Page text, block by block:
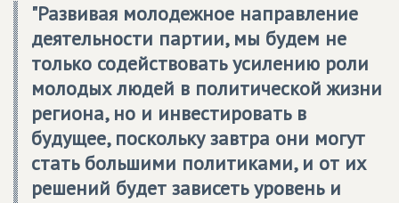
"Развивая молодежное направление
деятельности партии, мы будем не
только содействовать усилению роли
молодых людей в политической жизни
региона, но и инвестировать в
будущее, поскольку завтра они могут
стать большими политиками, и от их
решений будет зависеть уровень и